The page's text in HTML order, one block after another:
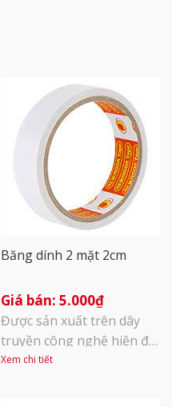
Băng dính 2 mặt 2cm
5.000₫
Được sản xuất trên dây
truyền công nghệ hiện đại
với kỹ thuật cắt, phân
Xem chi tiết